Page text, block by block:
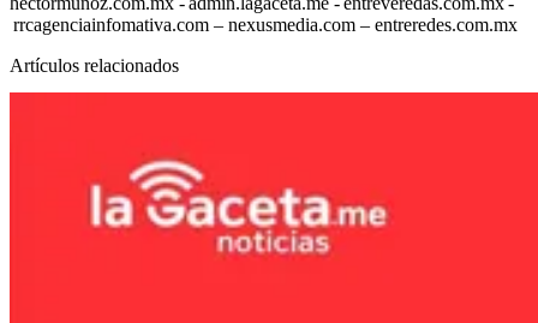
rrcagenciainfomativa.com – nexusmedia.com – entreredes.com.mx
Artículos relacionados